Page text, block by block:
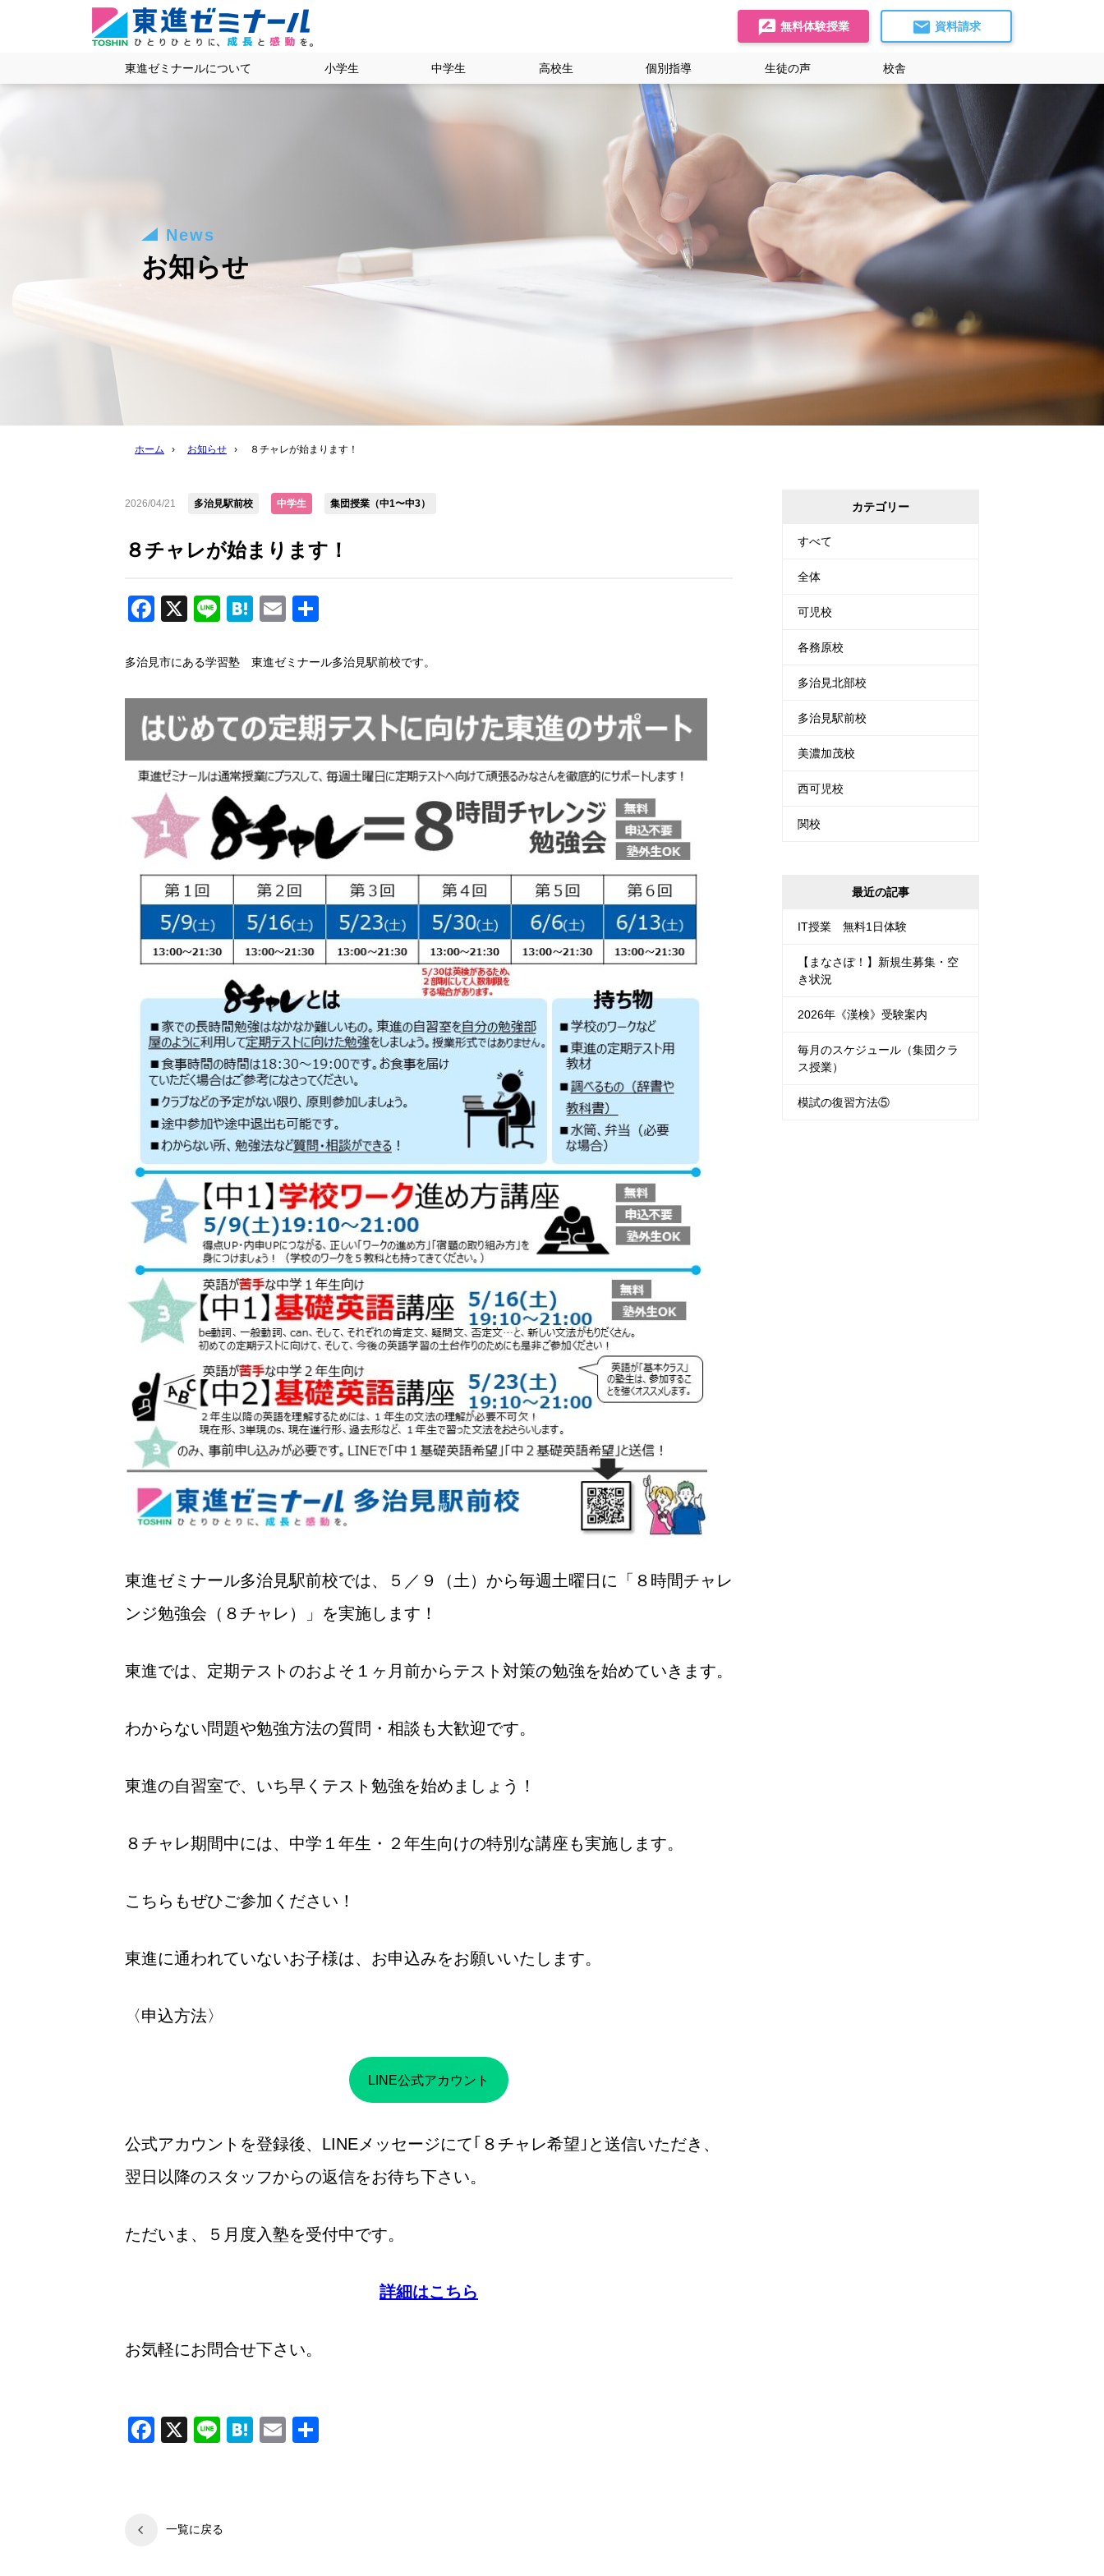
無料体験授業 資料請求
東進ゼミナールについて 小学生 中学生 高校生 個別指導 生徒の声 校舎
News
お知らせ
ホーム › お知らせ › ８チャレが始まります！
2026/04/21 多治見駅前校 中学生 集団授業（中1〜中3）
８チャレが始まります！
Facebook
X LineHatena
Email
多治見市にある学習塾 東進ゼミナール多治見駅前校です。
東進ゼミナール多治見駅前校では、５／９（土）から毎週土曜日に「８時間チャレ
ンジ勉強会（８チャレ）」を実施します！
東進では、定期テストのおよそ１ヶ月前からテスト対策の勉強を始めていきます。
わからない問題や勉強方法の質問・相談も大歓迎です。
東進の自習室で、いち早くテスト勉強を始めましょう！
８チャレ期間中には、中学１年生・２年生向けの特別な講座も実施します。
こちらもぜひご参加ください！
東進に通われていないお子様は、お申込みをお願いいたします。
〈申込方法〉
LINE公式アカウント
公式アカウントを登録後、LINEメッセージにて｢８チャレ希望｣と送信いただき、
翌日以降のスタッフからの返信をお待ち下さい。
ただいま、５月度入塾を受付中です。
詳細はこちら
お気軽にお問合せ下さい。
Facebook
X LineHatena
Email
一覧に戻る
カテゴリー
すべて
全体
可児校
各務原校
多治見北部校
多治見駅前校
美濃加茂校
西可児校
関校
最近の記事
IT授業 無料1日体験
【まなさぽ！】新規生募集・空
き状況
2026年《漢検》受験案内
毎月のスケジュール（集団クラ
ス授業）
模試の復習方法⑤